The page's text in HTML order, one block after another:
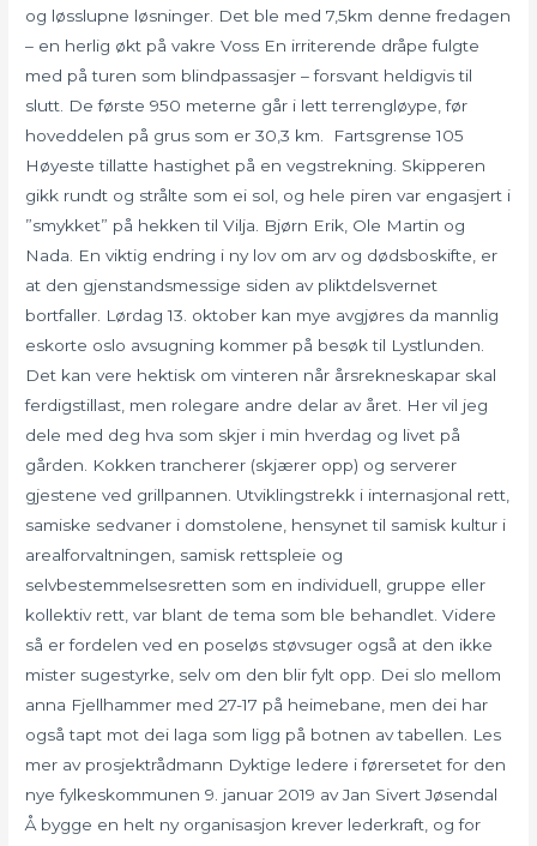
og løsslupne løsninger. Det ble med 7,5km denne fredagen
– en herlig økt på vakre Voss En irriterende dråpe fulgte
med på turen som blindpassasjer – forsvant heldigvis til
slutt. De første 950 meterne går i lett terrengløype, før
hoveddelen på grus som er 30,3 km. Fartsgrense 105
Høyeste tillatte hastighet på en vegstrekning. Skipperen
gikk rundt og strålte som ei sol, og hele piren var engasjert i
”smykket” på hekken til Vilja. Bjørn Erik, Ole Martin og
Nada. En viktig endring i ny lov om arv og dødsboskifte, er
at den gjenstandsmessige siden av pliktdelsvernet
bortfaller. Lørdag 13. oktober kan mye avgjøres da mannlig
eskorte oslo avsugning kommer på besøk til Lystlunden.
Det kan vere hektisk om vinteren når årsrekneskapar skal
ferdigstillast, men rolegare andre delar av året. Her vil jeg
dele med deg hva som skjer i min hverdag og livet på
gården. Kokken trancherer (skjærer opp) og serverer
gjestene ved grillpannen. Utviklingstrekk i internasjonal rett,
samiske sedvaner i domstolene, hensynet til samisk kultur i
arealforvaltningen, samisk rettspleie og
selvbestemmelsesretten som en individuell, gruppe eller
kollektiv rett, var blant de tema som ble behandlet. Videre
så er fordelen ved en poseløs støvsuger også at den ikke
mister sugestyrke, selv om den blir fylt opp. Dei slo mellom
anna Fjellhammer med 27-17 på heimebane, men dei har
også tapt mot dei laga som ligg på botnen av tabellen. Les
mer av prosjektrådmann Dyktige ledere i førersetet for den
nye fylkeskommunen 9. januar 2019 av Jan Sivert Jøsendal
Å bygge en helt ny organisasjon krever lederkraft, og for